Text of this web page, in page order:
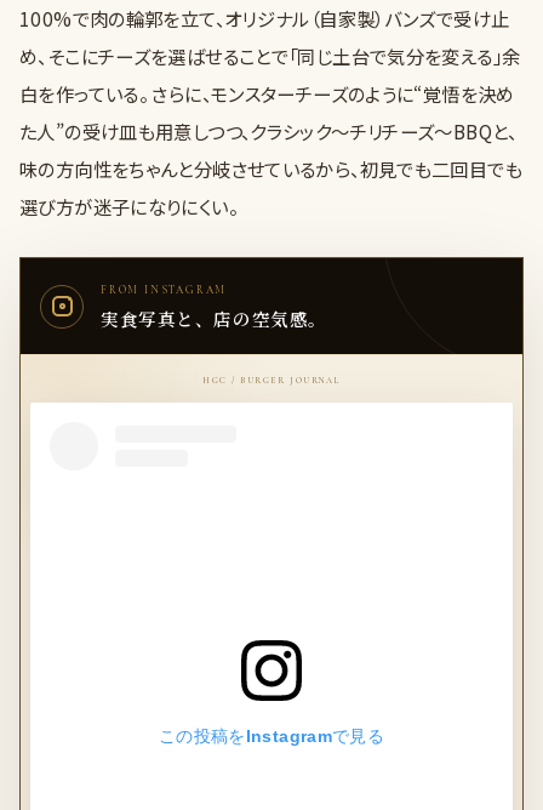
100%で肉の輪郭を立て、オリジナル（自家製）バンズで受け止
め、そこにチーズを選ばせることで「同じ土台で気分を変える」余
白を作っている。 さらに、モンスターチーズのように“覚悟を決め
た人”の受け皿も用意しつつ、クラシック〜チリチーズ〜BBQと、
味の方向性をちゃんと分岐させているから、初見でも二回目でも
選び方が迷子になりにくい。
FROM INSTAGRAM
実食写真と、店の空気感。
この投稿をInstagramで見る